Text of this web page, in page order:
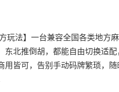
玩法】一台兼容全国各类地方
东北推倒胡，都能自由切换适
皆可，告别手动码牌繁琐，